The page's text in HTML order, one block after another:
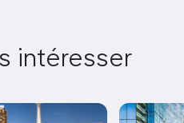
intéresser